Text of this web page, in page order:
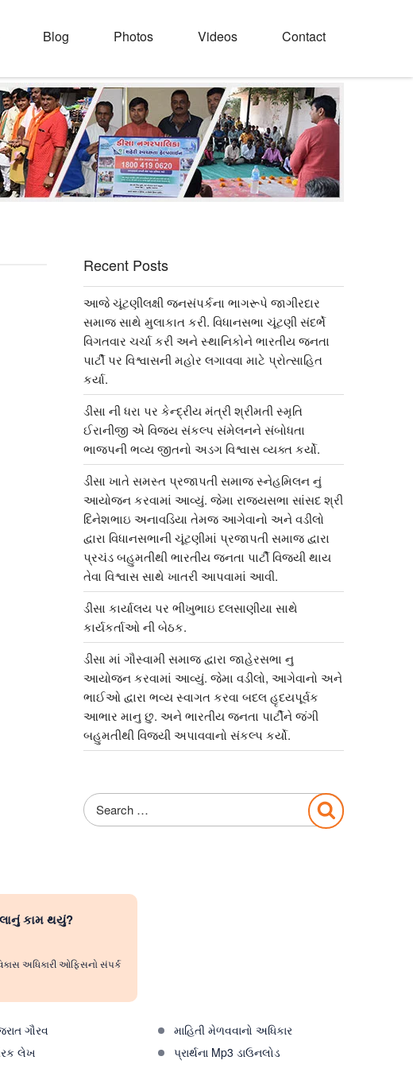
Blog Photos Videos Contact
Recent Posts
આજે ચૂંટણીલક્ષી જનસંપર્કના ભાગરૂપે જાગીરદાર
સમાજ સાથે મુલાકાત કરી. વિધાનસભા ચૂંટણી સંદર્ભે
વિગતવાર ચર્ચા કરી અને સ્થાનિકોને ભારતીય જનતા
પાર્ટી પર વિશ્વાસની મહોર લગાવવા માટે પ્રોત્સાહિત
કર્યા.
ડીસા ની ધરા પર કેન્દ્રીય મંત્રી શ્રીમતી સ્મૃતિ
ઈરાનીજી એ વિજય સંકલ્પ સંમેલનને સંબોધતા
ભાજપની ભવ્ય જીતનો અડગ વિશ્વાસ વ્યક્ત કર્યો.
ડીસા ખાતે સમસ્ત પ્રજાપતી સમાજ સ્નેહમિલન નું
આયોજન કરવામાં આવ્યું. જેમા રાજ્યસભા સાંસદ શ્રી
દિનેશભાઇ અનાવડિયા તેમજ આગેવાનો અને વડીલો
દ્વારા વિધાનસભાની ચૂંટણીમાં પ્રજાપતી સમાજ દ્વારા
પ્રચંડ બહુમતીથી ભારતીય જનતા પાર્ટી વિજયી થાય
તેવા વિશ્વાસ સાથે ખાતરી આપવામાં આવી.
ડીસા કાર્યાલય પર ભીખુભાઇ દલસાણીયા સાથે
કાર્યકર્તાઓ ની બેઠક.
ડીસા માં ગૌસ્વામી સમાજ દ્વારા જાહેરસભા નુ
આયોજન કરવામાં આવ્યું. જેમા વડીલો, આગેવાનો અને
ભાઈઓ દ્વારા ભવ્ય સ્વાગત કરવા બદલ હૃદયપૂર્વક
આભાર માનુ છુ. અને ભારતીય જનતા પાર્ટીને જંગી
બહુમતીથી વિજયી અપાવવાનો સંકલ્પ કર્યો.
Search
for:
Search
કામ થયું?
અધિકારી ઓફિસનો સંપર્ક
ગૌરવ
માહિતી મેળવવાનો અધિકાર
લેખ
પ્રાર્થના Mp3 ડાઉનલોડ